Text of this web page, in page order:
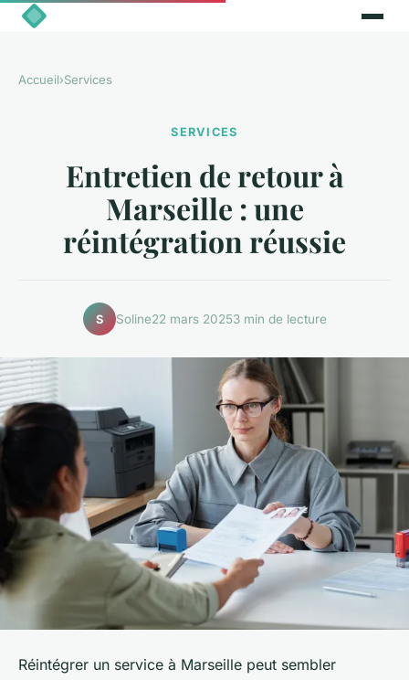
Accueil›Services
SERVICES
Entretien de retour à
Marseille : une
réintégration réussie
S Soline22 mars 20253 min de lecture
Réintégrer un service à Marseille peut sembler